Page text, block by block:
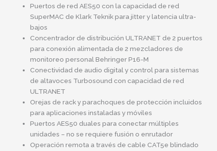
Puertos de red AES50 con la capacidad de red
SuperMAC de Klark Teknik para jitter y latencia ultra-
bajos
Concentrador de distribución ULTRANET de 2 puertos
para conexión alimentada de 2 mezcladores de
monitoreo personal Behringer P16-M
Conectividad de audio digital y control para sistemas
de altavoces Turbosound con capacidad de red
ULTRANET
Orejas de rack y parachoques de protección incluidos
para aplicaciones instaladas y móviles
Puertos AES50 duales para conectar múltiples
unidades – no se requiere fusión o enrutador
Operación remota a través de cable CAT5e blindado